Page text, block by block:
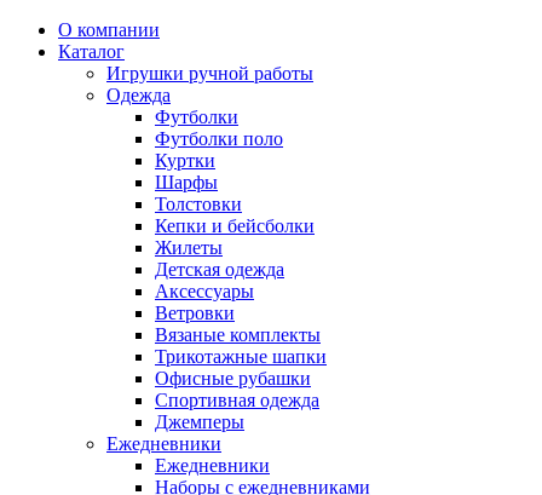
О компании
Каталог
Игрушки ручной работы
Одежда
Футболки
Футболки поло
Куртки
Шарфы
Толстовки
Кепки и бейсболки
Жилеты
Детская одежда
Аксессуары
Ветровки
Вязаные комплекты
Трикотажные шапки
Офисные рубашки
Спортивная одежда
Джемперы
Ежедневники
Ежедневники
Наборы с ежедневниками